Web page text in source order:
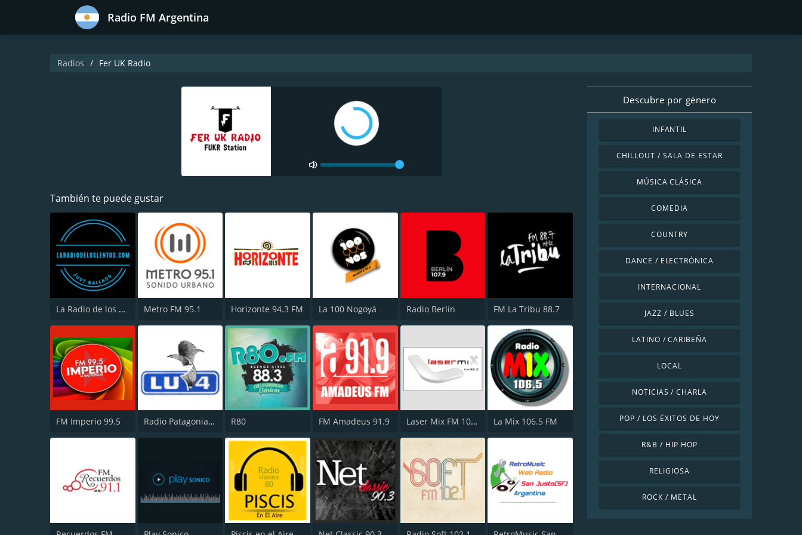
Radio FM Argentina
Radios Fer UK Radio
También te puede gustar
La Radio de los Lentos Metro FM 95.1 Horizonte 94.3 FM La 100 Nogoyá Radio Berlín FM La Tribu 88.7
FM Imperio 99.5 Radio Patagonia Argentina 630 AM R80 FM Amadeus 91.9 Laser Mix FM 102.3 La Mix 106.5 FM
Descubre por género
INFANTIL
CHILLOUT / SALA DE ESTAR
MÚSICA CLÁSICA
COMEDIA
COUNTRY
DANCE / ELECTRÓNICA
INTERNACIONAL
JAZZ / BLUES
LATINO / CARIBEÑA
LOCAL
NOTICIAS / CHARLA
POP / LOS ÉXITOS DE HOY
R&B / HIP HOP
RELIGIOSA
ROCK / METAL